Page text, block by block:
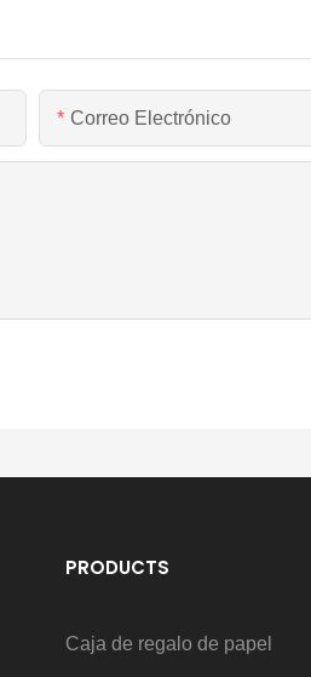
Correo Electrónico
PRODUCTS
Caja de regalo de papel